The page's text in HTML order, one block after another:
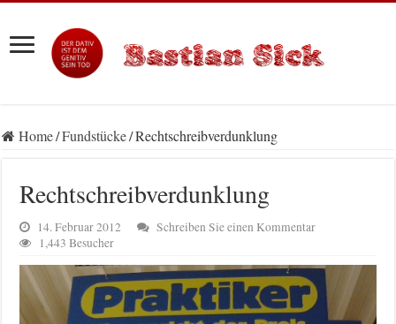
Home/Fundstücke/Rechtschreibverdunklung
Rechtschreibverdunklung
14. Februar 2012
Schreiben Sie einen Kommentar
1,443 Besucher